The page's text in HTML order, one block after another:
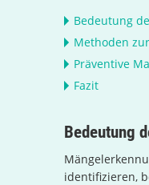
Bedeutung
Methoden
Präventive
Fazit
Bedeutung
identifizieren,